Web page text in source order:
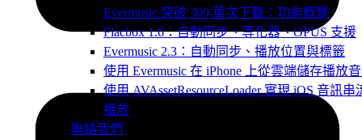
Evermusic 突破 300 萬次下載：功能概覽
Flacbox 1.6：自動同步、等化器、OPUS 支援
Evermusic 2.3：自動同步、播放位置與標籤
使用 Evermusic 在 iPhone 上從雲端儲存播放
使用 AVAssetResourceLoader 實現 iOS 音訊串
播放
聯絡我們